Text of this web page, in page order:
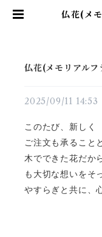
仏花(メ
仏花(メモリアルフ
2025/09/11 14:53
このたび、新しく
ご注文も承ること
木でできた花だか
も大切な想いをそ
やすらぎと共に、